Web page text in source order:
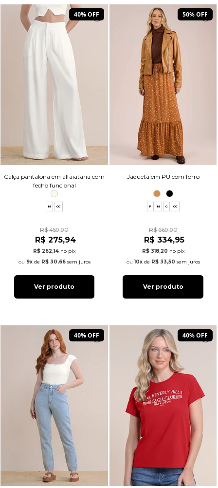
40% OFF
Calça pantalona em alfaiataria com
fecho funcional
M GG
R$ 459,90
R$ 275,94
R$ 262,14 no pix
9xde R$ 30,66sem juros
Ver produto
50% OFF
Jaqueta em PU com forro
P M G GG
R$ 669,90
R$ 334,95
R$ 318,20 no pix
10xde R$ 33,50 sem juros
Ver produto
40% OFF 40% OFF